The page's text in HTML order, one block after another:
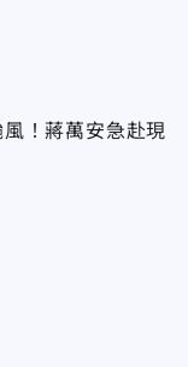
！蔣萬安急赴現